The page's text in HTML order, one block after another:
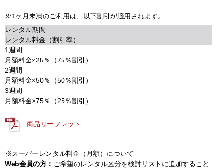
※1ヶ月未満のご利用は、以下割引が適用されます。
レンタル期間
レンタル料金（割引率）
1週間
月額料金×25％（75％割引）
2週間
月額料金×50％（50％割引）
3週間
月額料金×75％（25％割引）
商品リーフレット
※スーパーレンタル料金（月額）について
Web会員の方： ご希望のレンタル区分を検討リストに追加すること